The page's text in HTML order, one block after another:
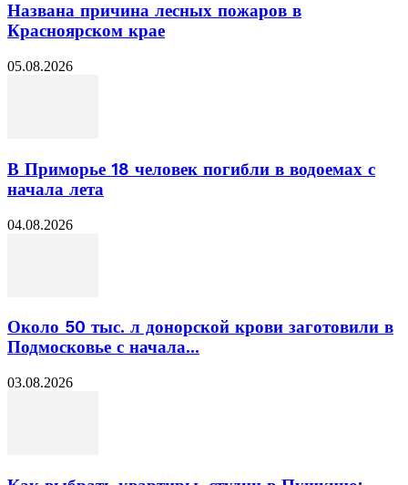
Названа причина лесных пожаров в
Красноярском крае
05.08.2026
В Приморье 18 человек погибли в водоемах с
начала лета
04.08.2026
Около 50 тыс. л донорской крови заготовили в
Подмосковье с начала...
03.08.2026